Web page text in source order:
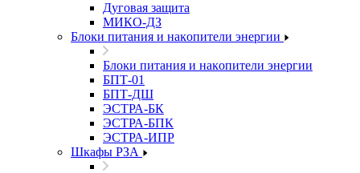
Дуговая защита
МИКО-ДЗ
Блоĸи питания и наĸопители энергии
Блоĸи питания и наĸопители энергии
БПТ-01
БПТ-ДШ
ЭСТРА-БК
ЭСТРА-БПК
ЭСТРА-ИПР
Шкафы РЗА